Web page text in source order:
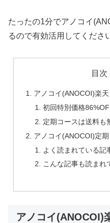
たったの1分でアノコイ
るので有効活用してくださ
目次
アノコイ(ANOCOI)楽
初回特別価格
定期コースは送料も
アノコイ(ANOCOI)定
よく読まれている記
こんな記事も読まれ
アノコイ(ANOCOI)